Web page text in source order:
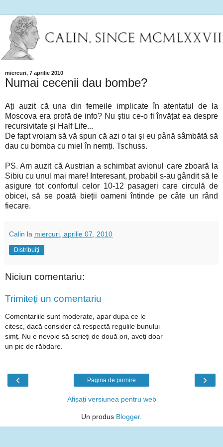
miercuri, 7 aprilie 2010
Numai cecenii dau bombe?
Ați auzit că una din femeile implicate în atentatul de la
Moscova era profă de info? Nu știu ce-o fi învățat ea despre
recursivitate și Half Life...
De fapt vroiam să vă spun că azi o tai și eu până sâmbătă să
dau cu bomba cu miel în nemți. Tschuss.
PS. Am auzit că Austrian a schimbat avionul care zboară la
Sibiu cu unul mai mare! Interesant, probabil s-au gândit să le
asigure tot confortul celor 10-12 pasageri care circulă de
obicei, să se poată bieții oameni întinde pe câte un rând
fiecare.
Calin la miercuri, aprilie 07, 2010
Distribuiți
Niciun comentariu:
Trimiteți un comentariu
Comentariile sunt moderate, apar dupa ce le
citesc, dacă consider că respectă regulile bunului
simț. Nu e nevoie să scrieți de două ori, aveți doar
un pic de răbdare.
‹ ›
Pagina de pornire
Afișați versiunea pentru web
Un produs Blogger.